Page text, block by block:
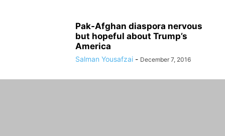
Pak-Afghan diaspora nervous
but hopeful about Trump’s
America
Salman Yousafzai - December 7, 2016